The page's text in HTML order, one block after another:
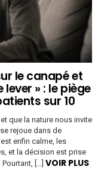
le canapé et
» : le piège
sur 10
que la nature nous invite
rejoue dans de
enfin calme, les
et la décision est prise
[…] VOIR PLUS